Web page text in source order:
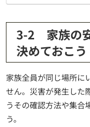
3-2 家族の
決めておこう
家族全員が同じ場所に
せん。災害が発生した
うその確認方法や集合
う。